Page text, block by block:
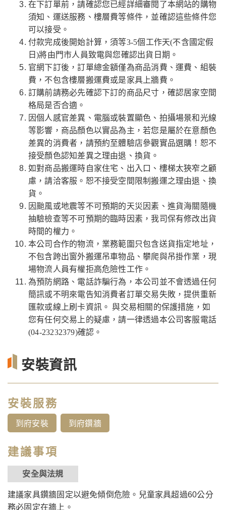
在下訂單前，請確認您已經詳細審閱了本網站的購物
須知、運送服務、樓層費等條件，並確認這些條件您
可以接受。
付款完成後開始計算，須等3-5個工作天(不含國定假
日)將由門市人員致電與您確認出貨日期。
官網下訂後，訂單總金額僅為商品消費、運費、組裝
費，不包含樓層搬運費或是家具上牆費。
訂購前請務必先確認下訂的商品尺寸，確認居家空間
格局是否合適。
因個人感官差異、電腦或裝置顯色、拍攝場景和光線
等影響，商品顏色以實品為主，若您是屬於在意顏色
差異的消費者，請預約至體驗店參觀實品選購！恕不
接受顏色認知差異之理由退、換貨。
如對商品搬運時自家住宅、出入口、樓梯太狹窄之顧
慮，請洽客服。恕不接受空間限制搬運之理由退、換
貨。
因颱風或地震等不可預期的天災因素、進貨海關隨機
抽驗檢查等不可預期的臨時因素，我司保有修改出貨
時間的權力。
本公司合作的物流，業務範圍只包含送貨指定地址，
不包含跨出窗外搬運吊車物品、攀爬與吊掛作業，現
場物流人員有權拒高危險性工作。
為預防網路、電話詐騙行為，本公司並不會透過任何
簡訊或不明來電告知消費者訂單交易失敗，提供重新
匯款或線上刷卡資訊。 與交易相關的保護措施，如
您有任何交易上的疑慮，請一律透過本公司客服電話
(04-23232379)確認。
安裝資訊
安裝服務
到府安裝 到府鑽牆
建議事項
安全與法規
建議家具鑽牆固定以避免傾倒危險。兒童家具超過60公分
務必固定在牆上。